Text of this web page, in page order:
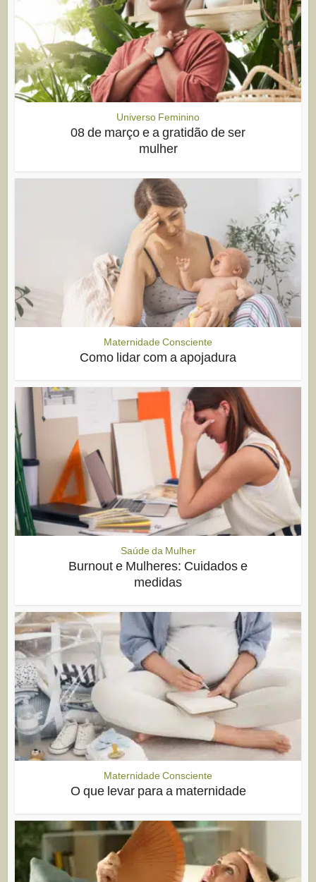
Universo Feminino
08 de março e a gratidão de ser
mulher
Maternidade Consciente
Como lidar com a apojadura
Saúde da Mulher
Burnout e Mulheres: Cuidados e
medidas
Maternidade Consciente
O que levar para a maternidade